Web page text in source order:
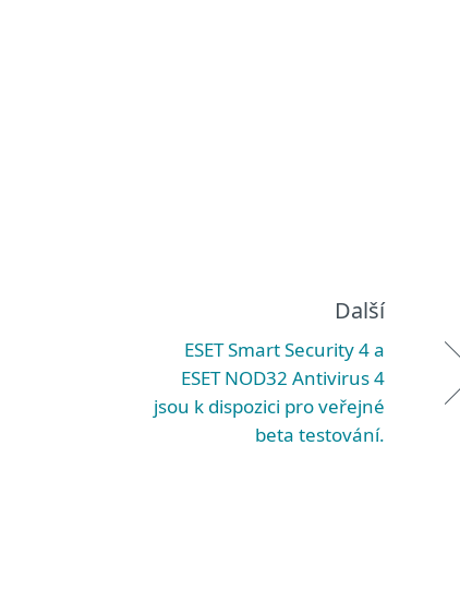
Další
ESET Smart Security 4 a
ESET NOD32 Antivirus 4
jsou k dispozici pro veřejné
beta testování.